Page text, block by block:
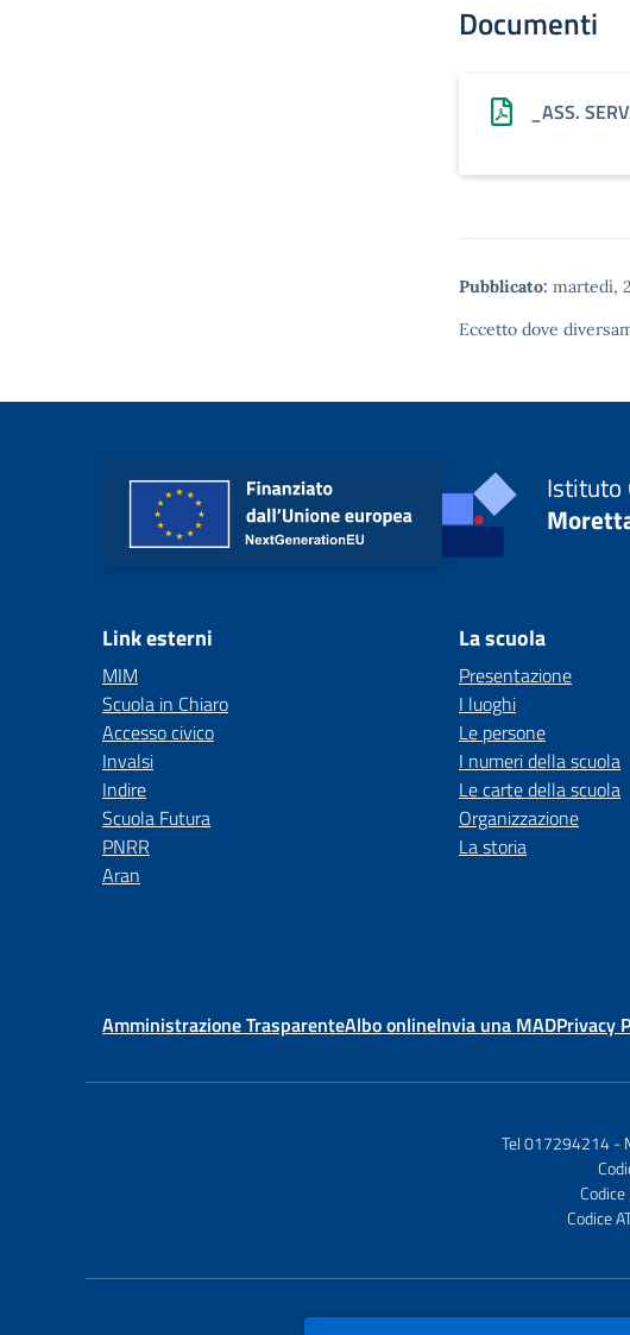
Documenti
_ASS.
Pubblicato: martedì,
Eccetto dove
Istituto
Link esterni
MIM
Scuola in Chiaro
Accesso civico
Invalsi
Indire
Scuola Futura
PNRR
Aran
La scuola
Presentazione
I luoghi
Le persone
I numeri della scuola
Le carte della scuola
Organizzazione
La storia
Amministrazione TrasparenteAlbo onlineInvia una MADPrivacy
Tel 017294214 -
Codice